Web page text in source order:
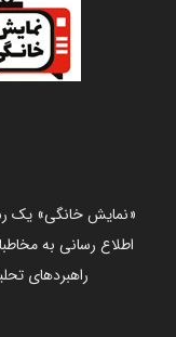
«نمایش خانگی» یک
اطلاع رسانی به
راهبردهای